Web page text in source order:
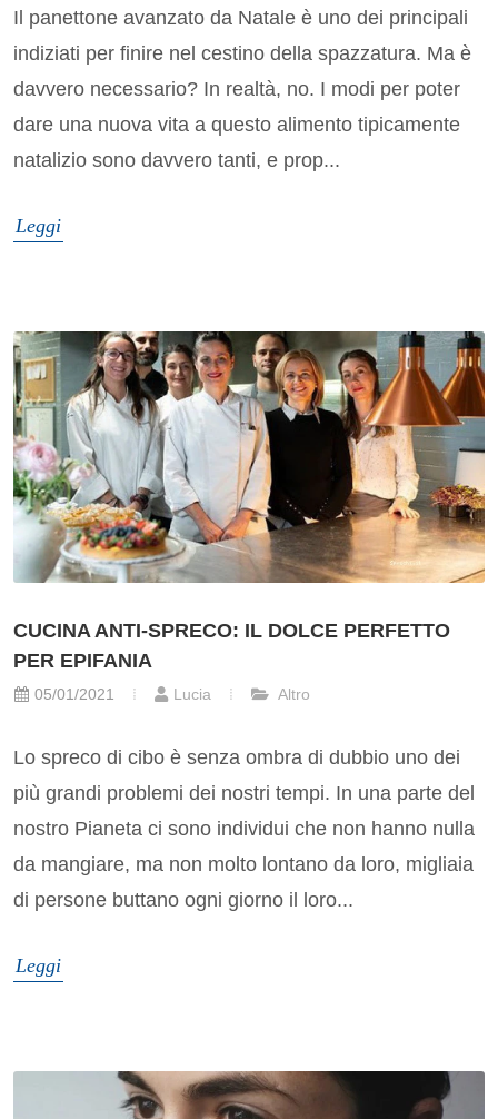
Il panettone avanzato da Natale è uno dei principali
indiziati per finire nel cestino della spazzatura. Ma è
davvero necessario? In realtà, no. I modi per poter
dare una nuova vita a questo alimento tipicamente
natalizio sono davvero tanti, e prop...
Leggi
CUCINA ANTI-SPRECO: IL DOLCE PERFETTO
PER EPIFANIA
05/01/2021 Lucia Altro
Lo spreco di cibo è senza ombra di dubbio uno dei
più grandi problemi dei nostri tempi. In una parte del
nostro Pianeta ci sono individui che non hanno nulla
da mangiare, ma non molto lontano da loro, migliaia
di persone buttano ogni giorno il loro...
Leggi